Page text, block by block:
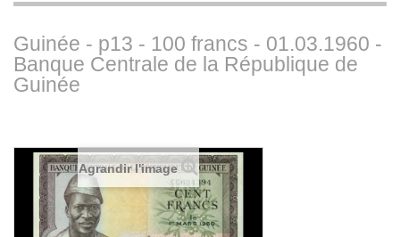
Guinée - p13 - 100 francs - 01.03.1960 -
Banque Centrale de la République de
Guinée
Agrandir l'image